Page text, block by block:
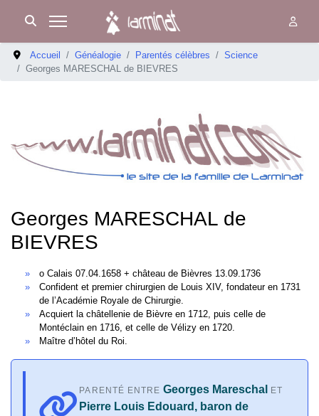
Accueil Généalogie Parentés célèbres
Science
Georges MARESCHAL de BIEVRES
Georges MARESCHAL de
BIEVRES
o Calais 07.04.1658 + château de Bièvres 13.09.1736
Confident et premier chirurgien de Louis XIV, fondateur en 1731
de l’Académie Royale de Chirurgie.
Acquiert la châtellenie de Bièvre en 1712, puis celle de
Montéclain en 1716, et celle de Vélizy en 1720.
Maître d’hôtel du Roi.
PARENTÉ ENTRE Georges Mareschal ET
Pierre Louis Edouard, baron de